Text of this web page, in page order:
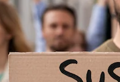
platform om je beste werk te